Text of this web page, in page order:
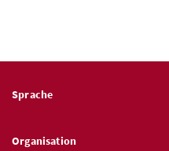
Sprache
Organisation